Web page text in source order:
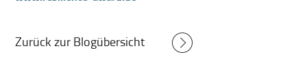
Zurück zur Blogübersicht